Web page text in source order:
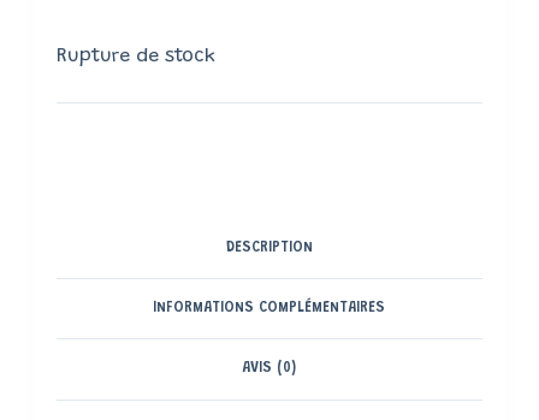
Rupture de stock
DESCRIPTION
INFORMATIONS COMPLÉMENTAIRES
AVIS (0)